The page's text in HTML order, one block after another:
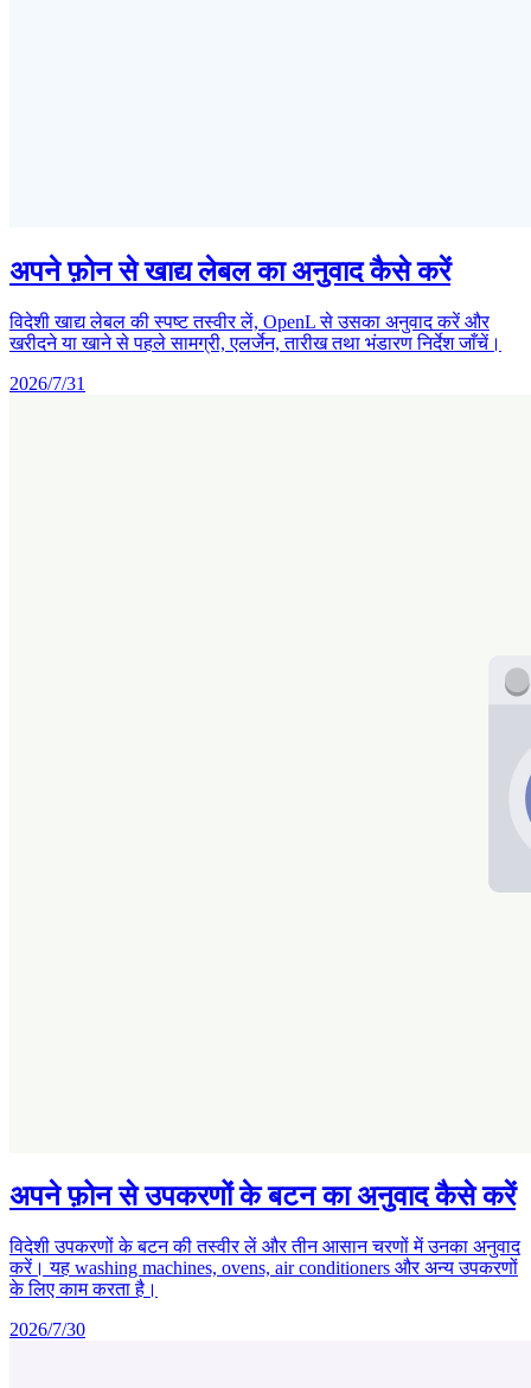
अपने फ़ोन से खाद्य लेबल का अनुवाद कैसे करें
विदेशी खाद्य लेबल की स्पष्ट तस्वीर लें, OpenL से उसका अनुवाद करें और
खरीदने या खाने से पहले सामग्री, एलर्जेन, तारीख तथा भंडारण निर्देश जाँचें।
2026/7/31
अपने फ़ोन से उपकरणों के बटन का अनुवाद कैसे करें
विदेशी उपकरणों के बटन की तस्वीर लें और तीन आसान चरणों में उनका अनुवाद
करें। यह washing machines, ovens, air conditioners और अन्य उपकरणों
के लिए काम करता है।
2026/7/30